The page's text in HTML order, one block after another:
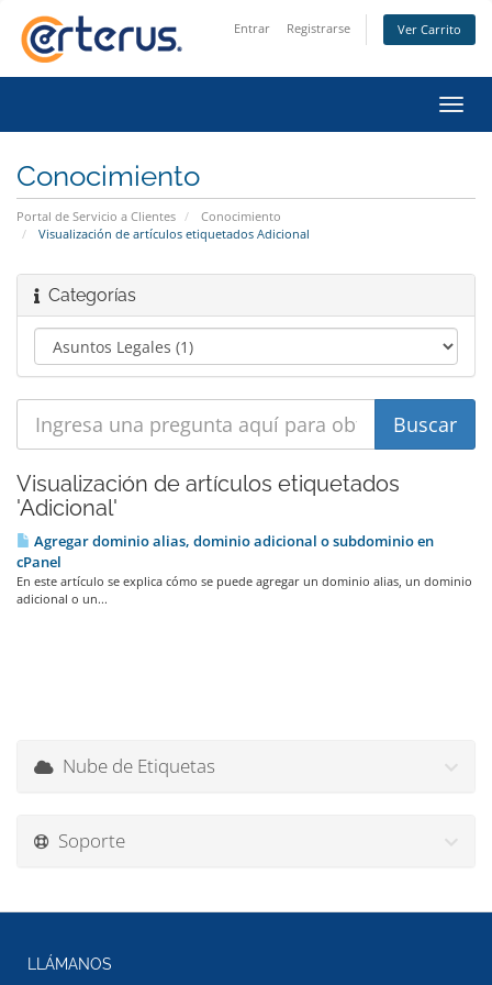
Entrar Registrarse Ver Carrito
Conocimiento
Portal de Servicio a Clientes
Conocimiento
Visualización de artículos etiquetados Adicional
Categorías
Visualización de artículos etiquetados
'Adicional'
Agregar dominio alias, dominio adicional o subdominio en
cPanel
En este artículo se explica cómo se puede agregar un dominio alias, un dominio
adicional o un...
Nube de Etiquetas
Soporte
LLÁMANOS